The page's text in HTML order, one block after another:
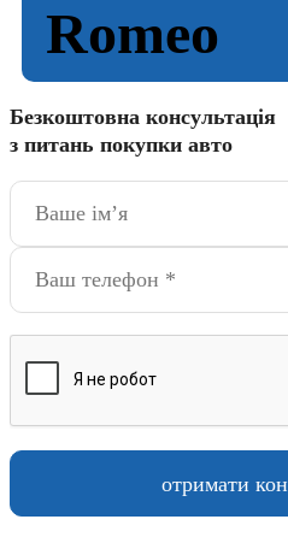
Romeo
Безкоштовна консультація
з питань покупки авто